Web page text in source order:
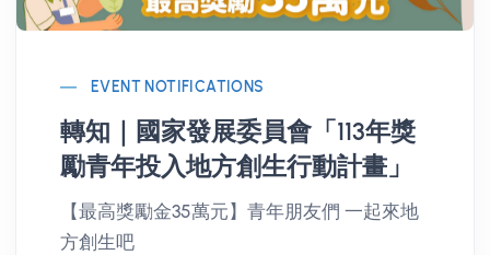
EVENT NOTIFICATIONS
轉知｜國家發展委員會「113年獎
勵青年投入地方創生行動計畫」
【最高獎勵金35萬元】青年朋友們 一起來地
方創生吧